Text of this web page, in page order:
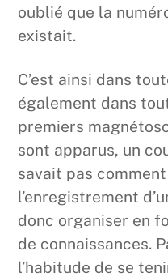
oublié que la
existait.
C’est ainsi dans
également dans
premiers
sont apparus, un
savait pas
l’enregistrement
donc organiser en
de connaissances.
l’habitude de se